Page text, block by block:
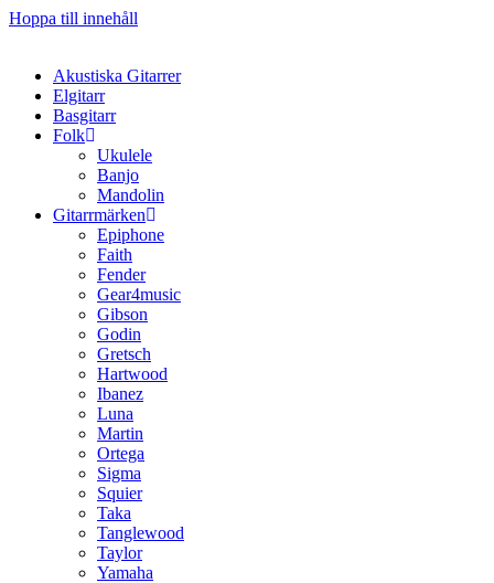
Hoppa till innehåll
Akustiska Gitarrer
Elgitarr
Basgitarr
Folk
Ukulele
Banjo
Mandolin
Gitarrmärken
Epiphone
Faith
Fender
Gear4music
Gibson
Godin
Gretsch
Hartwood
Ibanez
Luna
Martin
Ortega
Sigma
Squier
Taka
Tanglewood
Taylor
Yamaha